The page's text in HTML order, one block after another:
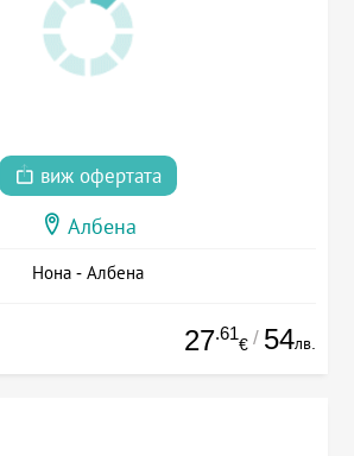
виж офертата
Албена
Нона - Албена
27.61
€ / 54лв.